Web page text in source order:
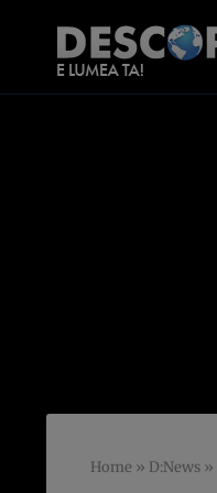
Home » D:News »